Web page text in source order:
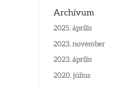
Archívum
2025. április
2023. november
2023. április
2020. július